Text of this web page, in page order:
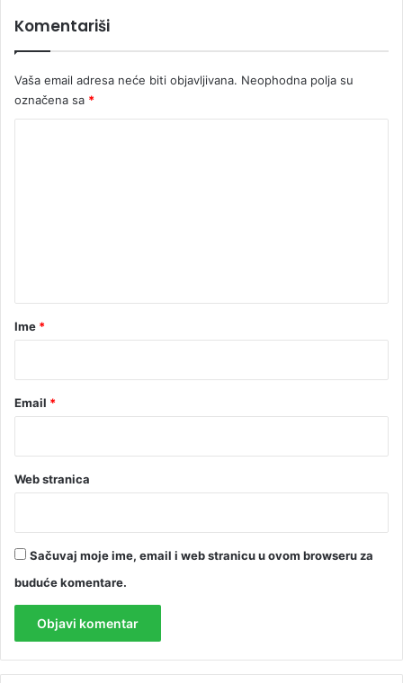
Komentariši
Vaša email adresa neće biti objavljivana. Neophodna polja su
označena sa *
rIme *
Email *
Web stranica
Sačuvaj moje ime, email i web stranicu u ovom browseru za
buduće komentare.